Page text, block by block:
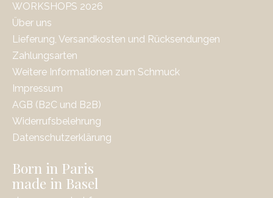
WORKSHOPS 2026
Über uns
Lieferung, Versandkosten und Rücksendungen
Zahlungsarten
Weitere Informationen zum Schmuck
Impressum
AGB (B2C und B2B)
Widerrufsbelehrung
Datenschutzerklärung
Born in Paris
made in Basel